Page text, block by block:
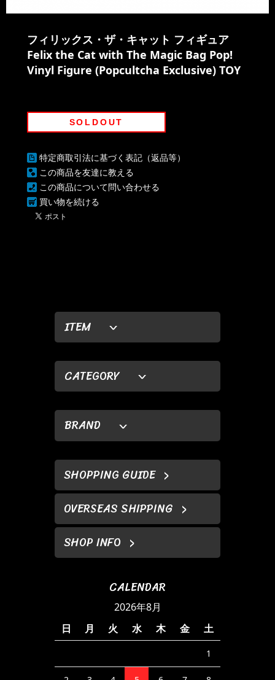
ITEM
CATEGORY
BRAND
SHOPPING GUIDE
OVERSEAS SHIPPING
SHOP INFO
CALENDAR
2026年8月
日
月 火 水 木 金 土
1
フィリックス・ザ・キャット フィギュア
Felix the Cat with The Magic Bag Pop!
Vinyl Figure (Popcultcha Exclusive) TOY
SOLDOUT
特定商取引法に基づく表記（返品等）
この商品を友達に教える
この商品について問い合わせる
買い物を続ける